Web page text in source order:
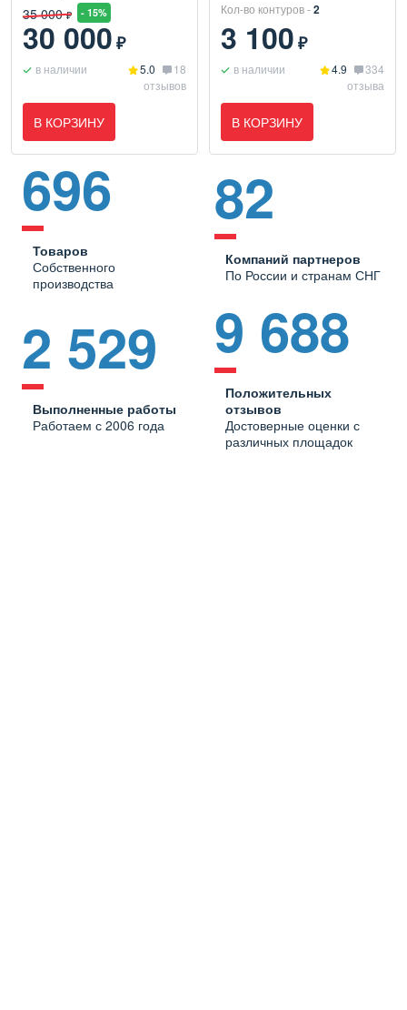
35 000 ₽ - 15%
30 000₽
в наличии 5.0
18
отзывов
В КОРЗИНУ
Кол-во контуров -2
3 100₽
в наличии 4.9
334
отзыва
В КОРЗИНУ
696
Товаров
Собственного
производства
82
Компаний партнеров
По России и странам СНГ
2 529
Выполненные работы
Работаем с 2006 года
9 688
Положительных
отзывов
Достоверные оценки с
различных площадок